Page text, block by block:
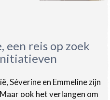
een reis op zoek
Séverine en Emmeline zijn
ook het verlangen om